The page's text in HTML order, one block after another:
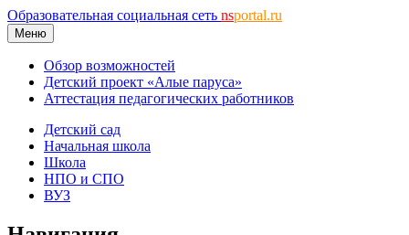
Образовательная социальная сеть nsportal.ru
Меню
Обзор возможностей
Детский проект «Алые паруса»
Аттестация педагогических работников
Детский сад
Начальная школа
Школа
НПО и СПО
ВУЗ